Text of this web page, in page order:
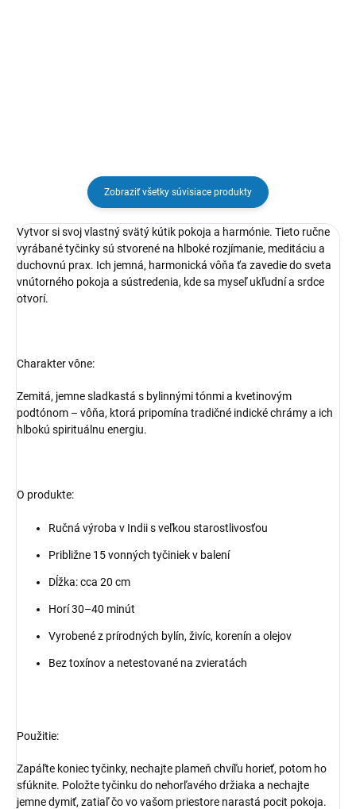
Zobraziť všetky súvisiace produkty
Vytvor si svoj vlastný svätý kútik pokoja a harmónie. Tieto ručne
vyrábané tyčinky sú stvorené na hlboké rozjímanie, meditáciu a
duchovnú prax. Ich jemná, harmonická vôňa ťa zavedie do sveta
vnútorného pokoja a sústredenia, kde sa myseľ ukľudní a srdce
otvorí.
Charakter vône:
Zemitá, jemne sladkastá s bylinnými tónmi a kvetinovým
podtónom – vôňa, ktorá pripomína tradičné indické chrámy a ich
hlbokú spirituálnu energiu.
O produkte:
Ručná výroba v Indii s veľkou starostlivosťou
Približne 15 vonných tyčiniek v balení
Dĺžka: cca 20 cm
Horí 30–40 minút
Vyrobené z prírodných bylín, živíc, korenín a olejov
Bez toxínov a netestované na zvieratách
Použitie:
Zapáľte koniec tyčinky, nechajte plameň chvíľu horieť, potom ho
sfúknite. Položte tyčinku do nehorľavého držiaka a nechajte
jemne dymiť, zatiaľ čo vo vašom priestore narastá pocit pokoja.